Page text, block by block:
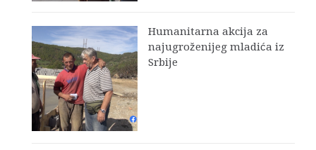
Humanitarna akcija za
najugroženijeg mladića iz
Srbije